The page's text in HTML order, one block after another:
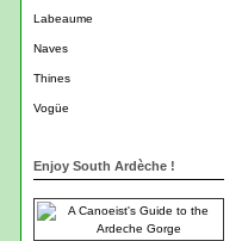
Labeaume
Naves
Thines
Vogüe
Enjoy South Ardèche !